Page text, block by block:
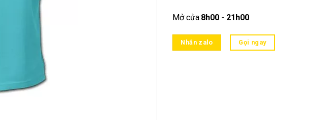
Mở cửa:8h00 - 21h00
Nhắn zalo Gọi ngay